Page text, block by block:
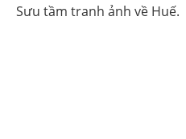
Sưu tầm tranh ảnh về Huế.